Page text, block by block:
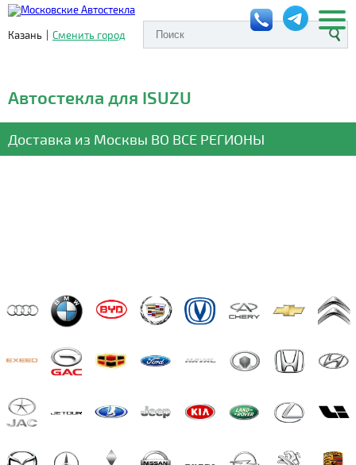
Казань | Сменить город
Автостекла для ISUZU
Доставка из Москвы ВО ВСЕ РЕГИОНЫ